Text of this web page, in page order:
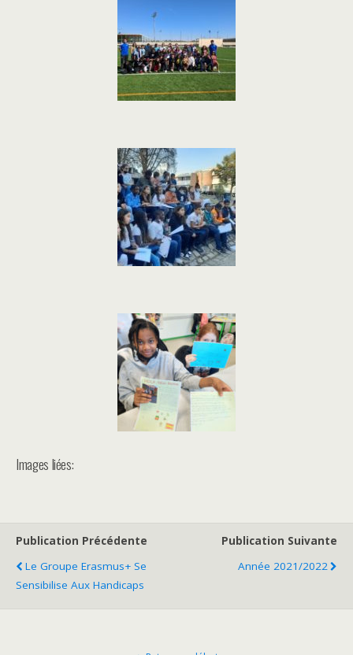
Images liées:
Publication Précédente
Le Groupe Erasmus+ Se
Sensibilise Aux Handicaps
Publication Suivante
Année 2021/2022